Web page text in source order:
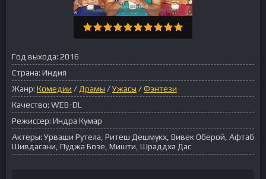
Год выхода: 2016
Страна: Индия
Жанр: Комедии / Драмы /Ужасы /Фэнтези
Качество: WEB-DL
Режиссер: Индра Кумар
Актеры: Урваши Рутела, Ритеш Дешмукх, Вивек Оберой, Афтаб
Шивдасани, Пуджа Бозе, Мишти, Шраддха Дас